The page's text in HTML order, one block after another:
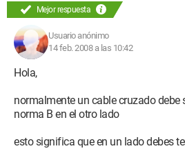
Mejor respuesta
Usuario anónimo
14 feb. 2008 a las 10:42
Hola,
normalmente un cable cruzado debe
norma B en el otro lado
esto significa que en un lado debes